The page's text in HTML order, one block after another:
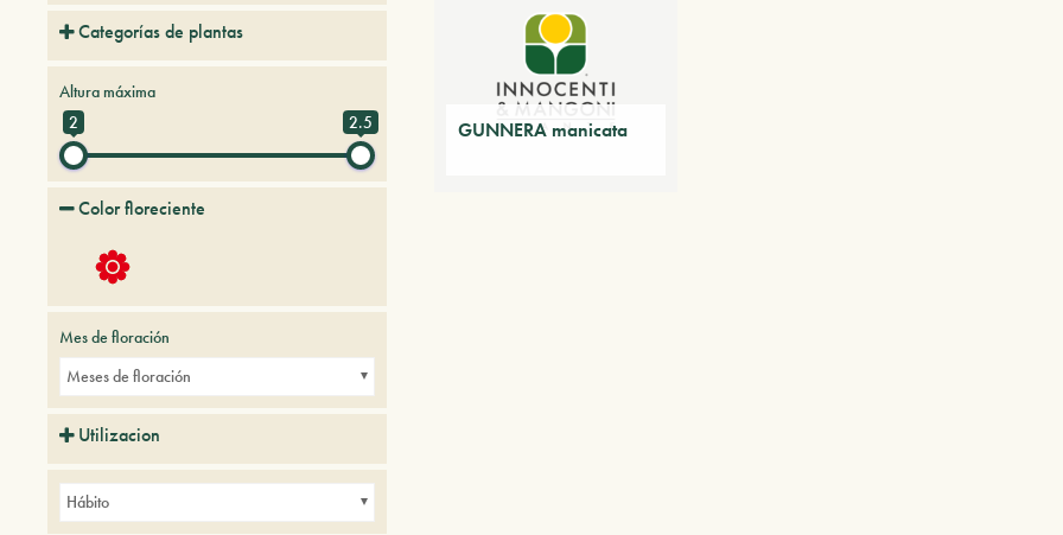
GUNNERA manicata
Categorías de plantas
Altura máxima
2
2.5
Color floreciente
Mes de floración
Meses de floración
Utilizacion
Hábito